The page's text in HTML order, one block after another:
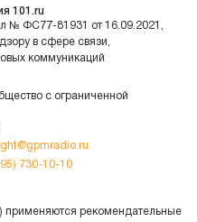
101.ru
№ ФС77-81931 от 16.09.2021,
в сфере связи,
коммуникаций
с ограниченной
730-10-10
применяются рекомендательные